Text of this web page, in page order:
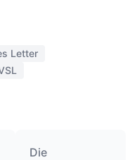
Letter
Die